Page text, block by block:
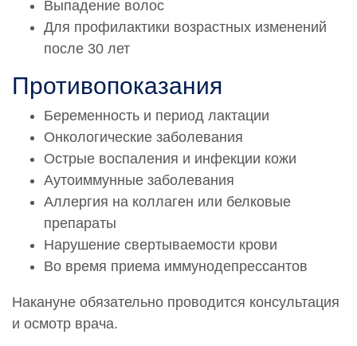
52 000 руб.
0002638
ткани Коллост (Collost)15% 1 мл
32 000 руб.
0002943
Введение искусственных имплантатов в мягкие
ткани Коллост Микро (Collost Micro)
35 500 руб.
0002955
Введение искусственных имплантатов в мягкие
ткани Коллост Микро (Collost Micro) для глаз 0,05 г
22 000 руб.
* По заявке Потребителя (Заказчика) может быть
Выпадение волос
Для профилактики возрастных изменений
после 30 лет
Противопоказания
Беременность и период лактации
Онкологические заболевания
Острые воспаления и инфекции кожи
Аутоиммунные заболевания
Аллергия на коллаген или белковые
препараты
Нарушение свертываемости крови
Во время приема иммунодепрессантов
Накануне обязательно проводится консультация
и осмотр врача.